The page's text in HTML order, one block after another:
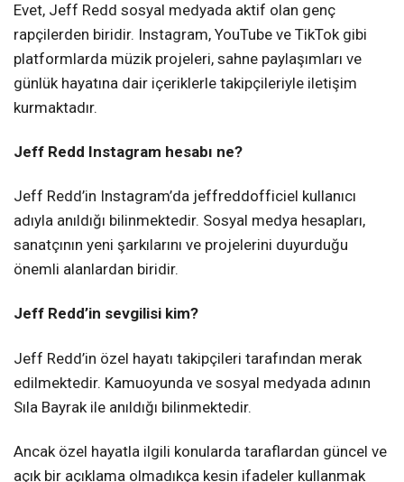
Evet, Jeff Redd sosyal medyada aktif olan genç
rapçilerden biridir. Instagram, YouTube ve TikTok gibi
platformlarda müzik projeleri, sahne paylaşımları ve
günlük hayatına dair içeriklerle takipçileriyle iletişim
kurmaktadır.
Jeff Redd Instagram hesabı ne?
Jeff Redd’in Instagram’da jeffreddofficiel kullanıcı
adıyla anıldığı bilinmektedir. Sosyal medya hesapları,
sanatçının yeni şarkılarını ve projelerini duyurduğu
önemli alanlardan biridir.
Jeff Redd’in sevgilisi kim?
Jeff Redd’in özel hayatı takipçileri tarafından merak
edilmektedir. Kamuoyunda ve sosyal medyada adının
Sıla Bayrak ile anıldığı bilinmektedir.
Ancak özel hayatla ilgili konularda taraflardan güncel ve
açık bir açıklama olmadıkça kesin ifadeler kullanmak